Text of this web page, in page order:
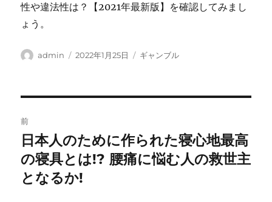
性や違法性は？【2021年最新版】を確認してみまし
ょう。
投
admin
投
2022年1月25日
カ
ギャンブル
稿
ナ
ビ
前
前
の
投
日本人のために作られた寝心地最高
の寝具とは!? 腰痛に悩む人の救世主
となるか!